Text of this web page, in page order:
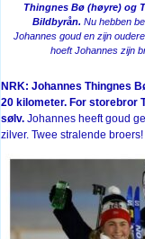
Thingnes Bø (høyre) og
Bildbyrån. Nu hebben
Johannes goud en zijn
hoeft Johannes zijn
NRK: Johannes Thingnes
20 kilometer. For storebror
sølv. Johannes heeft goud
zilver. Twee stralende broers!